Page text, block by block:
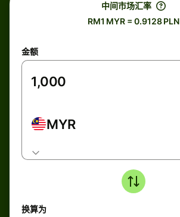
中间市场汇率
RM1 MYR = 0.9128 PLN
金额
MYR
换算为